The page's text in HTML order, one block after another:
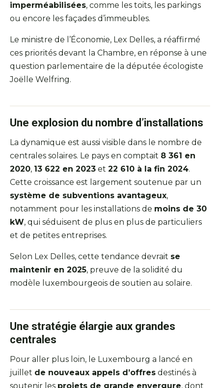
imperméabilisées, comme les toits, les parkings
ou encore les façades d’immeubles.
Le ministre de l’Économie, Lex Delles, a réaffirmé
ces priorités devant la Chambre, en réponse à une
question parlementaire de la députée écologiste
Joëlle Welfring.
Une explosion du nombre d’installations
La dynamique est aussi visible dans le nombre de
centrales solaires. Le pays en comptait 8 361 en
2020, 13 622 en 2023 et 22 610 à la fin 2024.
Cette croissance est largement soutenue par un
système de subventions avantageux,
notamment pour les installations de moins de 30
kW, qui séduisent de plus en plus de particuliers
et de petites entreprises.
Selon Lex Delles, cette tendance devrait se
maintenir en 2025, preuve de la solidité du
modèle luxembourgeois de soutien au solaire.
Une stratégie élargie aux grandes
centrales
Pour aller plus loin, le Luxembourg a lancé en
juillet de nouveaux appels d’offres destinés à
soutenir les projets de grande envergure, dont